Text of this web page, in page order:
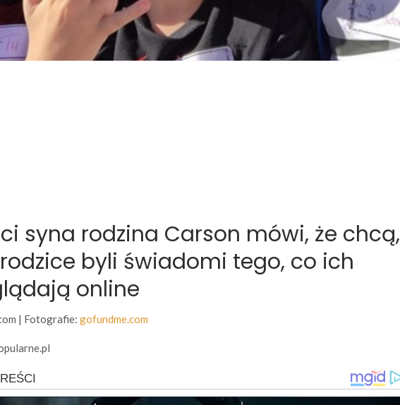
syna rodzina Carson mówi, że chcą,
byli świadomi tego, co ich
online
| Fotografie: gofundme.com